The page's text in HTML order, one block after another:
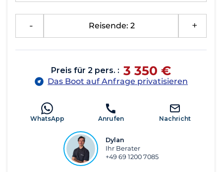
Reisende: 2
Preis für 2 pers. : 3 350 €
Das Boot auf Anfrage privatisieren
WhatsApp Anrufen Nachricht
Dylan
Ihr Berater
+49 69 1200 7085